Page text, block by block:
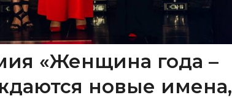
«Женщина года –
новые имена,